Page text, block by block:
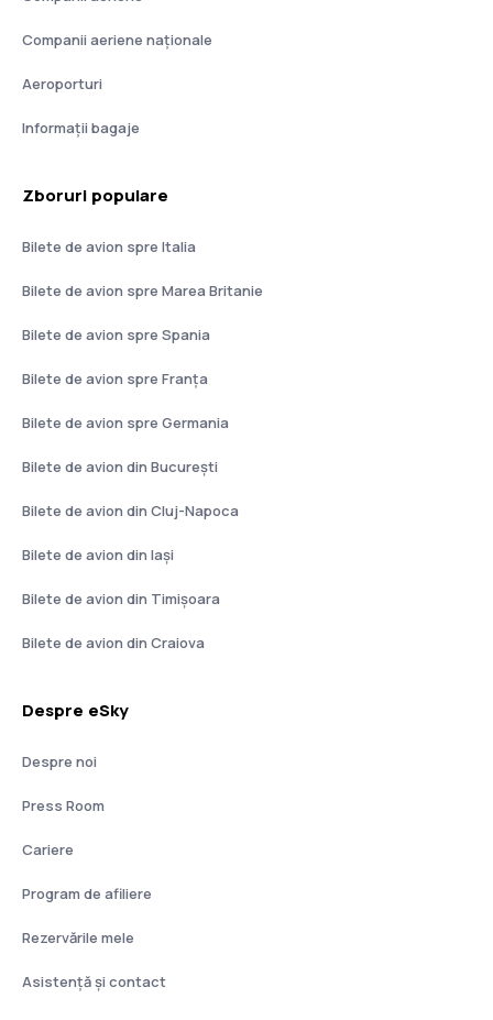
Companii aeriene naţionale
Aeroporturi
Informații bagaje
Zboruri populare
Bilete de avion spre Italia
Bilete de avion spre Marea Britanie
Bilete de avion spre Spania
Bilete de avion spre Franţa
Bilete de avion spre Germania
Bilete de avion din București
Bilete de avion din Cluj-Napoca
Bilete de avion din Iași
Bilete de avion din Timișoara
Bilete de avion din Craiova
Despre eSky
Despre noi
Press Room
Cariere
Program de afiliere
Rezervările mele
Asistenţă şi contact